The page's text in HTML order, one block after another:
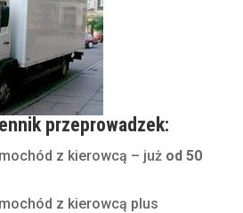
przeprowadzek:
z kierowcą – już od 50
z kierowcą plus